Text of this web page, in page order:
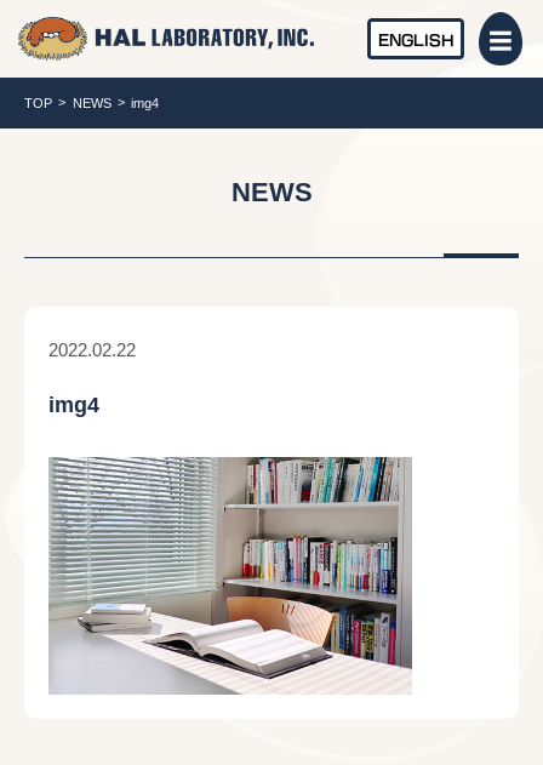
ENGLISH
TOP NEWS img4
NEWS
2022.02.22
img4